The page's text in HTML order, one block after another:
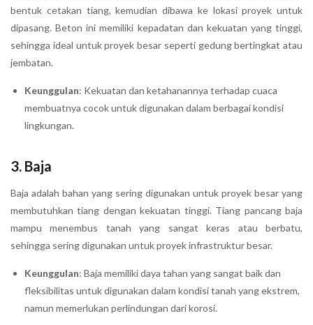
bentuk cetakan tiang, kemudian dibawa ke lokasi proyek untuk
dipasang. Beton ini memiliki kepadatan dan kekuatan yang tinggi,
sehingga ideal untuk proyek besar seperti gedung bertingkat atau
jembatan.
Keunggulan: Kekuatan dan ketahanannya terhadap cuaca
membuatnya cocok untuk digunakan dalam berbagai kondisi
lingkungan.
3. Baja
Baja adalah bahan yang sering digunakan untuk proyek besar yang
membutuhkan tiang dengan kekuatan tinggi. Tiang pancang baja
mampu menembus tanah yang sangat keras atau berbatu,
sehingga sering digunakan untuk proyek infrastruktur besar.
Keunggulan: Baja memiliki daya tahan yang sangat baik dan
fleksibilitas untuk digunakan dalam kondisi tanah yang ekstrem,
namun memerlukan perlindungan dari korosi.